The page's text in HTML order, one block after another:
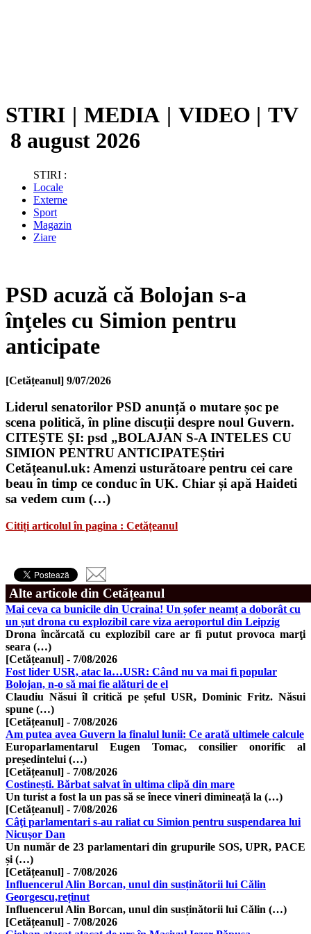
STIRI | MEDIA | VIDEO | TV
8 august 2026
STIRI :
Locale
Externe
Sport
Magazin
Ziare
PSD acuză că Bolojan s-a
înţeles cu Simion pentru
anticipate
[Cetățeanul] 9/07/2026
Liderul senatorilor PSD anunță o mutare șoc pe
scena politică, în pline discuții despre noul Guvern.
CITEŞTE ŞI: psd „BOLAJAN S-A INTELES CU
SIMION PENTRU ANTICIPATEȘtiri
Cetățeanul.uk: Amenzi usturătoare pentru cei care
beau în timp ce conduc în UK. Chiar și apă Haideti
sa vedem cum (…)
Citiți articolul în pagina : Cetățeanul
Alte articole din Cetățeanul
Mai ceva ca bunicile din Ucraina! Un șofer neamț a doborât cu
un șut drona cu explozibil care viza aeroportul din Leipzig
Drona încărcată cu explozibil care ar fi putut provoca marţi
seara (…)
[Cetățeanul] - 7/08/2026
Fost lider USR, atac la…USR: Când nu va mai fi popular
Bolojan, n-o să mai fie alături de el
Claudiu Năsui îl critică pe șeful USR, Dominic Fritz. Năsui
spune (…)
[Cetățeanul] - 7/08/2026
Am putea avea Guvern la finalul lunii: Ce arată ultimele calcule
Europarlamentarul Eugen Tomac, consilier onorific al
președintelui (…)
[Cetățeanul] - 7/08/2026
Costinești. Bărbat salvat în ultima clipă din mare
Un turist a fost la un pas să se înece vineri dimineață la (…)
[Cetățeanul] - 7/08/2026
Câţi parlamentari s-au raliat cu Simion pentru suspendarea lui
Nicuşor Dan
Un număr de 23 parlamentari din grupurile SOS, UPR, PACE
și (…)
[Cetățeanul] - 7/08/2026
Influencerul Alin Borcan, unul din susținătorii lui Călin
Georgescu,reținut
Influencerul Alin Borcan, unul din susținătorii lui Călin (…)
[Cetățeanul] - 7/08/2026